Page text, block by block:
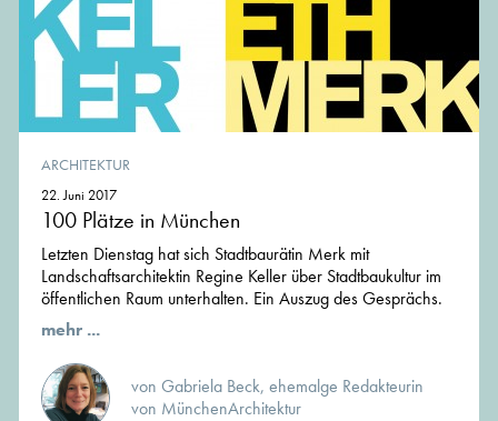
ARCHITEKTUR
22. Juni 2017
100 Plätze in München
Letzten Dienstag hat sich Stadtbaurätin Merk mit
Landschaftsarchitektin Regine Keller über Stadtbaukultur im
öffentlichen Raum unterhalten. Ein Auszug des Gesprächs.
mehr ...
von Gabriela Beck, ehemalge Redakteurin
von MünchenArchitektur